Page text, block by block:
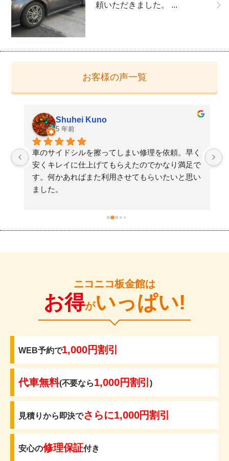
頼いただきました。 ...
お客様の声一覧
Shuhei Kuno
5 年前
車のサイドシルを擦ってしまい修理を依頼。早く
安くキレイに仕上げてもらえたのでかなり満足で
す。何かあればまた利用させてもらいたいと思い
ました。
ニコニコ板金館は
お得がいっぱい!
WEB予約で1,000円割引
代車無料(不要なら1,000円割引)
見積りから即決でさらに1,000円割引
安心の修理保証付き